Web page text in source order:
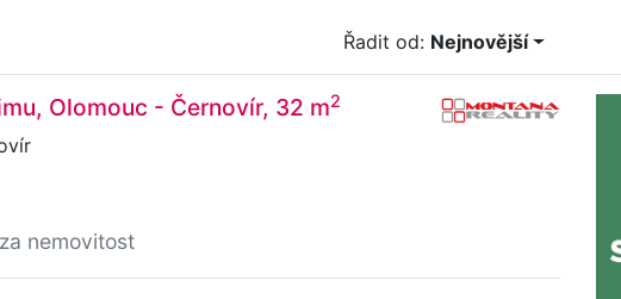
Řadit od: Nejnovější
Olomouc - Černovír, 32 m2
nemovitost